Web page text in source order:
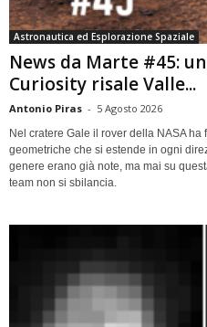
Astronautica ed Esplorazione Spaziale
News da Marte #45:
Curiosity risale Valle...
Antonio Piras - 5 Agosto 2026
Nel cratere Gale il rover della NASA
geometriche che si estende in ogni
genere erano già note, ma mai su
team non si sbilancia.